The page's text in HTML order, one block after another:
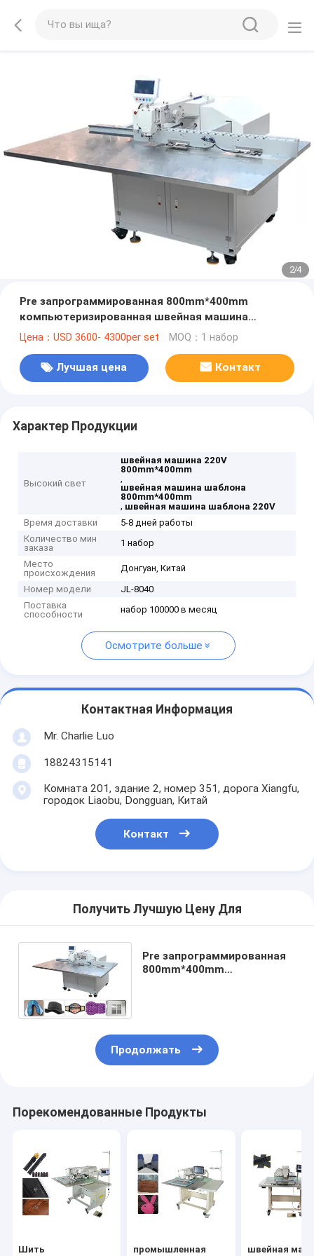
2/4
Pre запрограммированная 800mm*400mm
компьютеризированная швейная машина
картины 220V
Цена：USD 3600- 4300per set MOQ：1 набор
Лучшая цена Контакт
Характер Продукции
Высокий свет
швейная машина 220V
800mm*400mm
,
швейная машина шаблона
800mm*400mm
, швейная машина шаблона 220V
Время доставки
5-8 дней работы
Количество мин
заказа
1 набор
Место
происхождения
Донгуан, Китай
Номер модели
JL-8040
Поставка
способности
набор 100000 в месяц
Осмотрите больше
Контактная Информация
Mr. Charlie Luo
18824315141
Комната 201, здание 2, номер 351, дорога Xiangfu,
городок Liaobu, Dongguan, Китай
Контакт
Получить Лучшую Цену Для
Pre запрограммированная
800mm*400mm
Продолжать
Порекомендованные Продукты
Шить
промышленная
швейная